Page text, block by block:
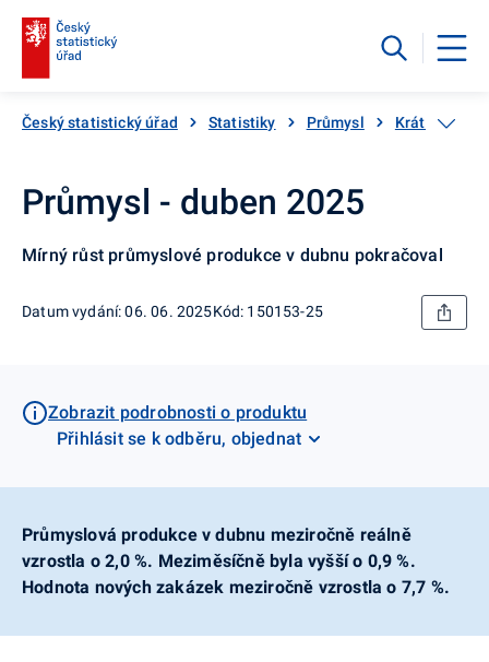
Český statistický úřad Statistiky Průmysl Krátkodobé
Průmysl - duben 2025
Mírný růst průmyslové produkce v dubnu pokračoval
Datum vydání: 06. 06. 2025Kód: 150153-25
Zobrazit podrobnosti o produktu
Přihlásit se k odběru, objednat
Průmyslová produkce v dubnu meziročně reálně
vzrostla o 2,0 %. Meziměsíčně byla vyšší o 0,9 %.
Hodnota nových zakázek meziročně vzrostla o 7,7 %.